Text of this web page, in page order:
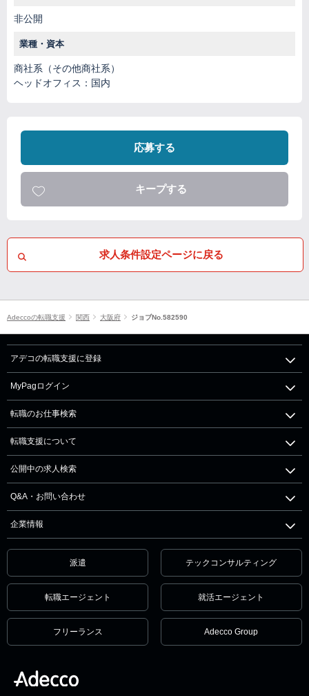
非公開
業種・資本
商社系（その他商社系）
ヘッドオフィス：国内
応募する
キープする
求人条件設定ページに戻る
Adeccoの転職支援 関西 大阪府 ジョブNo.582590
アデコの転職支援に登録
MyPagログイン
転職のお仕事検索
転職支援について
公開中の求人検索
Q&A・お問い合わせ
企業情報
派遣 テックコンサルティング
転職エージェント 就活エージェント
フリーランス Adecco Group